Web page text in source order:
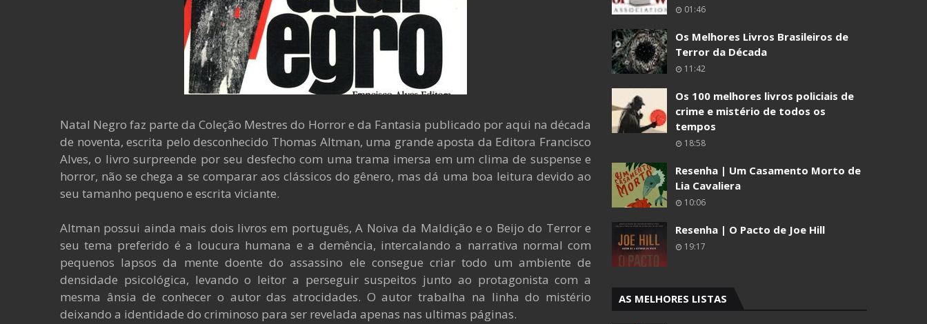
Natal Negro faz parte da Coleção Mestres do Horror e da Fantasia publicado por aqui na década
de noventa, escrita pelo desconhecido Thomas Altman, uma grande aposta da Editora Francisco
Alves, o livro surpreende por seu desfecho com uma trama imersa em um clima de suspense e
horror, não se chega a se comparar aos clássicos do gênero, mas dá uma boa leitura devido ao
seu tamanho pequeno e escrita viciante.
Altman possui ainda mais dois livros em português, A Noiva da Maldição e o Beijo do Terror e
seu tema preferido é a loucura humana e a demência, intercalando a narrativa normal com
pequenos lapsos da mente doente do assassino ele consegue criar todo um ambiente de
densidade psicológica, levando o leitor a perseguir suspeitos junto ao protagonista com a
mesma ânsia de conhecer o autor das atrocidades. O autor trabalha na linha do mistério
deixando a identidade do criminoso para ser revelada apenas nas ultimas páginas.
01:46
Os Melhores Livros Brasileiros de
Terror da Década
11:42
Os 100 melhores livros policiais de
crime e mistério de todos os
tempos
18:58
Resenha | Um Casamento Morto de
Lia Cavaliera
10:06
Resenha | O Pacto de Joe Hill
19:17
AS MELHORES LISTAS